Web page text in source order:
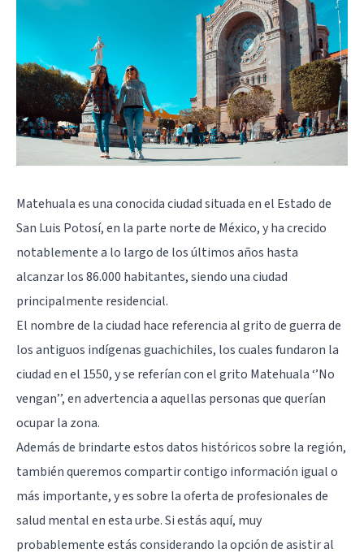
Matehuala es una conocida ciudad situada en el Estado de
San Luis Potosí, en la parte norte de México, y ha crecido
notablemente a lo largo de los últimos años hasta
alcanzar los 86.000 habitantes, siendo una ciudad
principalmente residencial.
El nombre de la ciudad hace referencia al grito de guerra de
los antiguos indígenas guachichiles, los cuales fundaron la
ciudad en el 1550, y se referían con el grito Matehuala ‘’No
vengan’’, en advertencia a aquellas personas que querían
ocupar la zona.
Además de brindarte estos datos históricos sobre la región,
también queremos compartir contigo información igual o
más importante, y es sobre la oferta de profesionales de
salud mental en esta urbe. Si estás aquí, muy
probablemente estás considerando la opción de asistir al